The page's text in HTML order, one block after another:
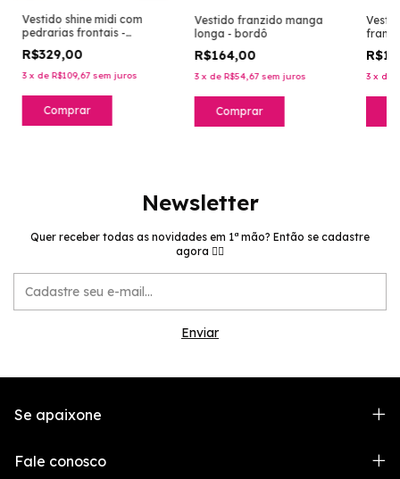
Vestido shine midi com
pedrarias frontais -
marrom
R$329,00
3 x de R$109,67 sem juros
Comprar
Vestido franzido manga
longa - bordô
R$164,00
3 x de R$54,67 sem juros
Comprar
3 x de
Newsletter
Quer receber todas as novidades em 1ª mão? Então se cadastre
agora 👉🏻
Se apaixone
Fale conosco